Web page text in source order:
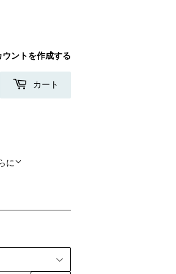
ウントを作成する
カート
に